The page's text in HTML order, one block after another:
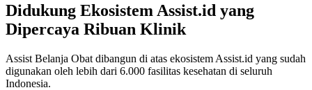
Didukung Ekosistem Assist.id yang
Dipercaya Ribuan Klinik
Assist Belanja Obat dibangun di atas ekosistem Assist.id yang sudah
digunakan oleh lebih dari 6.000 fasilitas kesehatan di seluruh
Indonesia.